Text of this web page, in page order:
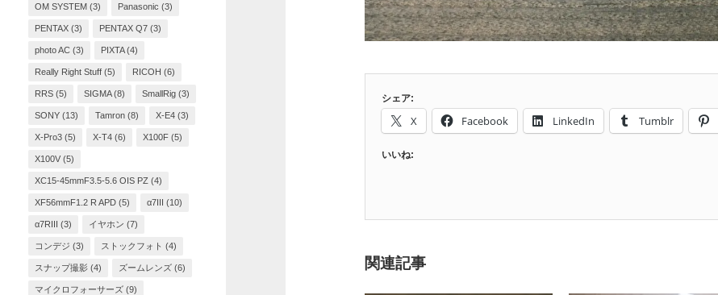
OM SYSTEM (3) Panasonic (3)
PENTAX (3) PENTAX Q7 (3)
photo AC (3) PIXTA(4)
Really Right Stuff (5) RICOH (6)
RRS (5) SIGMA(8) SmallRig (3)
SONY (13) Tamron (8) X-E4 (3)
X-Pro3 (5) X-T4 (6) X100F (5)
X100V (5)
XC15-45mmF3.5-5.6 OIS PZ (4)
XF56mmF1.2 R APD (5) α7III (10)
α7RIII (3) イヤホン (7)
コンデジ (3) ストックフォト (4)
スナップ撮影 (4) ズームレンズ (6)
マイクロフォーサーズ (9)
シェア:
X Facebook LinkedIn Tumblr
いいね:
関連記事